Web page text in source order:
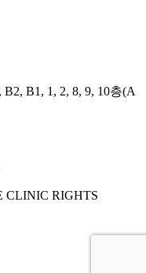
B1, 1, 2, 8, 9, 10층(A
CLINIC RIGHTS